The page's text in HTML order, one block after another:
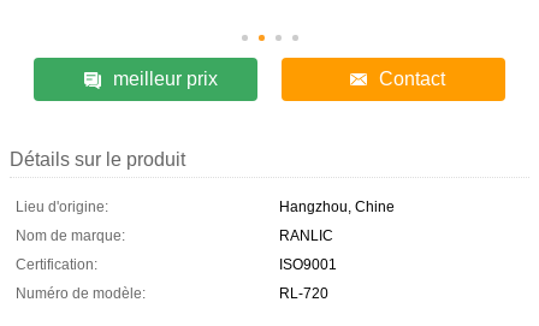
meilleur prix Contact
Détails sur le produit
Lieu d'origine:
Hangzhou, Chine
Nom de marque:
RANLIC
Certification:
ISO9001
Numéro de modèle:
RL-720